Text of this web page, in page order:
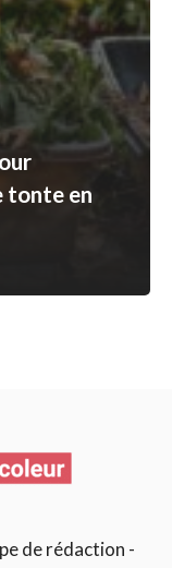
tonte en
de rédaction -